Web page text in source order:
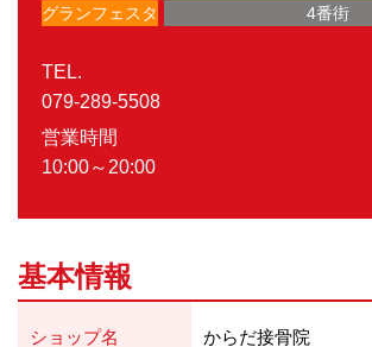
グランフェスタ 4番街
TEL.
079-289-5508
営業時間
10:00～20:00
基本情報
ショップ名 からだ接骨院